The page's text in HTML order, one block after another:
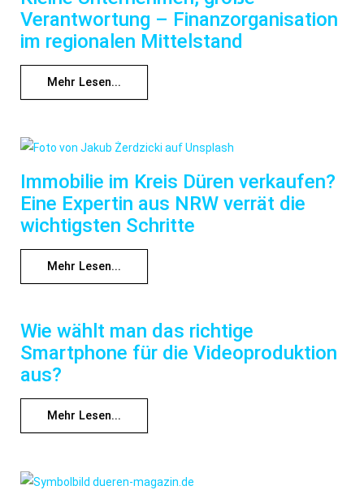
Verantwortung – Finanzorganisation
im regionalen Mittelstand
Mehr Lesen...
Immobilie im Kreis Düren verkaufen?
Eine Expertin aus NRW verrät die
wichtigsten Schritte
Mehr Lesen...
Wie wählt man das richtige
Smartphone für die Videoproduktion
aus?
Mehr Lesen...